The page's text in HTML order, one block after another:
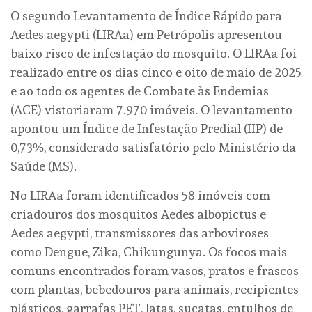
O segundo Levantamento de Índice Rápido para
Aedes aegypti (LIRAa) em Petrópolis apresentou
baixo risco de infestação do mosquito. O LIRAa foi
realizado entre os dias cinco e oito de maio de 2025
e ao todo os agentes de Combate às Endemias
(ACE) vistoriaram 7.970 imóveis. O levantamento
apontou um Índice de Infestação Predial (IIP) de
0,73%, considerado satisfatório pelo Ministério da
Saúde (MS).
No LIRAa foram identificados 58 imóveis com
criadouros dos mosquitos Aedes albopictus e
Aedes aegypti, transmissores das arboviroses
como Dengue, Zika, Chikungunya. Os focos mais
comuns encontrados foram vasos, pratos e frascos
com plantas, bebedouros para animais, recipientes
plásticos, garrafas PET, latas, sucatas, entulhos de